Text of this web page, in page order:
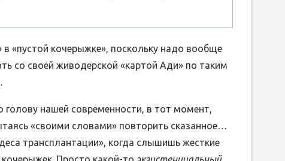
«пустой кочерыжке», поскольку надо вообще
со своей живодерской «картой Ади» по таким
голову нашей современности, в тот момент,
«своими словами» повторить сказанное…
трансплантации», когда слышишь жесткие